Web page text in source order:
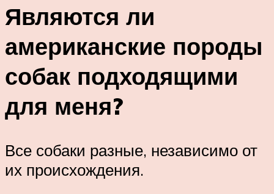
Являются ли
американские породы
собак подходящими
для меня?
Все собаки разные, независимо от
их происхождения.